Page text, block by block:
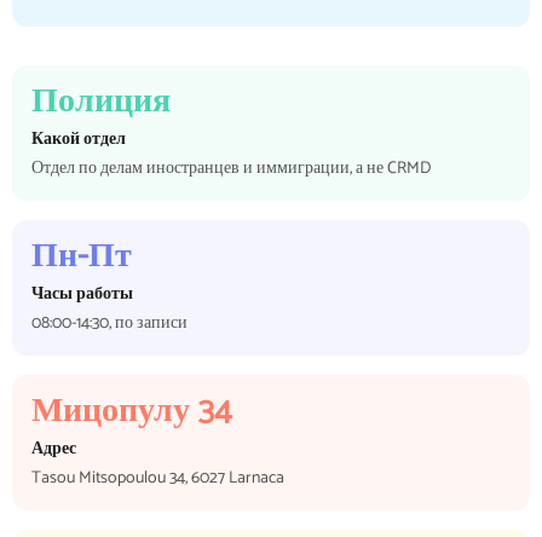
Полиция
Какой отдел
Отдел по делам иностранцев и иммиграции, а не CRMD
Пн-Пт
Часы работы
08:00-14:30, по записи
Мицопулу 34
Адрес
Tasou Mitsopoulou 34, 6027 Larnaca